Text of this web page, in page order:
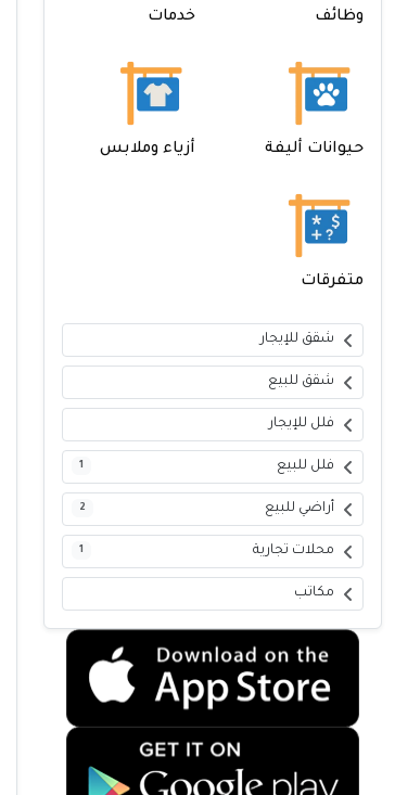
وظائف خدمات
حيوانات أليفة أزياء وملابس
متفرقات
شقق للإيجار
شقق للبيع
فلل للإيجار
فلل للبيع 1
أراضي للبيع 2
محلات تجارية 1
مكاتب